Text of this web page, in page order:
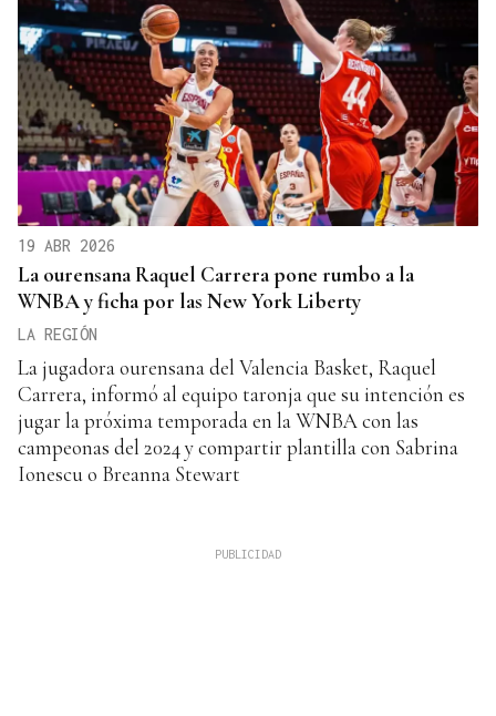
19 ABR 2026
La ourensana Raquel Carrera pone rumbo a la
WNBA y ficha por las New York Liberty
LA REGIÓN
La jugadora ourensana del Valencia Basket, Raquel
Carrera, informó al equipo taronja que su intención es
jugar la próxima temporada en la WNBA con las
campeonas del 2024 y compartir plantilla con Sabrina
Ionescu o Breanna Stewart